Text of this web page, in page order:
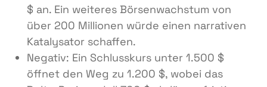
$ an. Ein weiteres Börsenwachstum von
über 200 Millionen würde einen narrativen
Katalysator schaffen.
Negativ: Ein Schlusskurs unter 1.500 $
öffnet den Weg zu 1.200 $, wobei das